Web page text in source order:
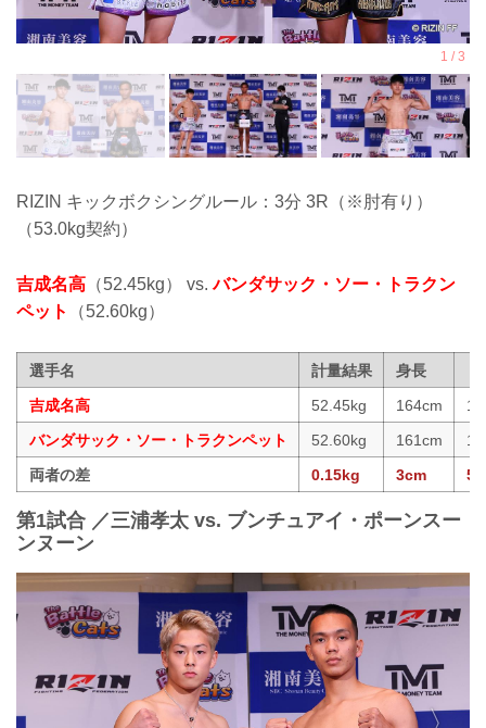
RIZIN キックボクシングルール：3分 3R（※肘有り）
（53.0kg契約）
吉成名高 （52.45kg） vs.バンダサック・ソー・トラクン
ペット
（52.60kg）
選手名 計量結果 身長
吉成名高
52.45kg 164cm
バンダサック・ソー・トラクンペット
52.60kg 161cm
両者の差
0.15kg 3cm
第1試合 ／三浦孝太 vs. ブンチュアイ・ポーンスー
ンヌーン